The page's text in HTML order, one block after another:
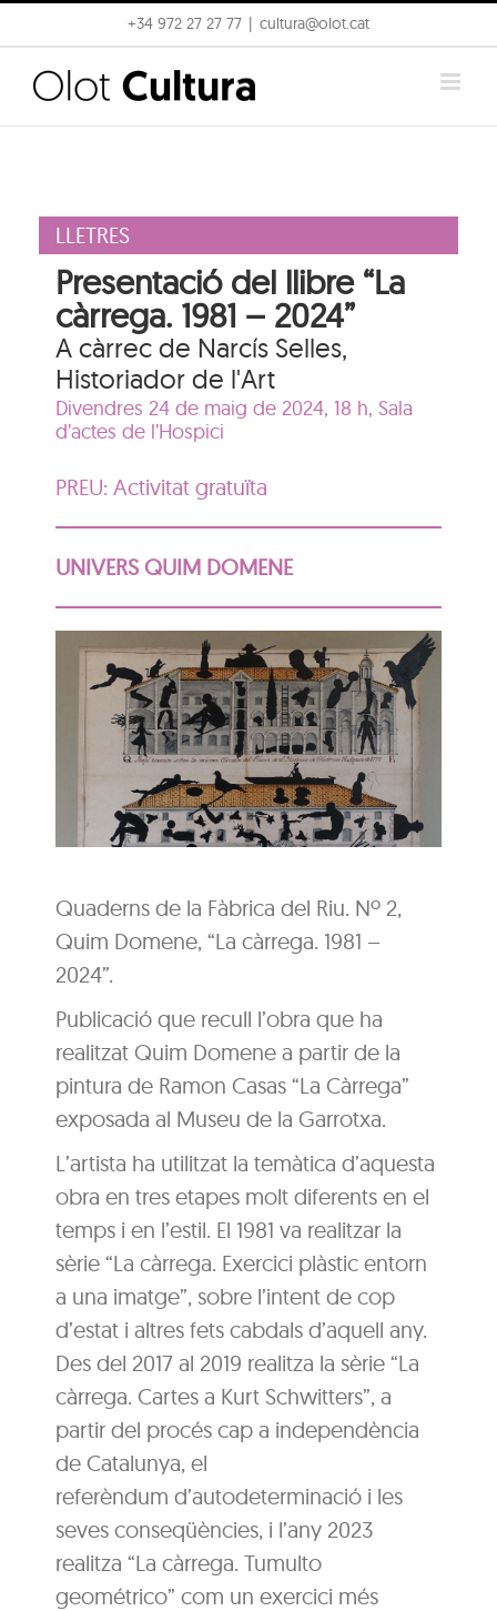
to
content
+34 972 27 27 77 cultura@olot.cat
LLETRES
Presentació del llibre “La
càrrega. 1981 – 2024”
A càrrec de Narcís Selles,
Historiador de l'Art
Divendres 24 de maig de 2024, 18 h, Sala
d’actes de l’Hospici
PREU: Activitat gratuïta
UNIVERS QUIM DOMENE
Quaderns de la Fàbrica del Riu. Nº 2,
Quim Domene, “La càrrega. 1981 –
2024”.
Publicació que recull l’obra que ha
realitzat Quim Domene a partir de la
pintura de Ramon Casas “La Càrrega”
exposada al Museu de la Garrotxa.
L’artista ha utilitzat la temàtica d’aquesta
obra en tres etapes molt diferents en el
temps i en l’estil. El 1981 va realitzar la
sèrie “La càrrega. Exercici plàstic entorn
a una imatge”, sobre l’intent de cop
d’estat i altres fets cabdals d’aquell any.
Des del 2017 al 2019 realitza la sèrie “La
càrrega. Cartes a Kurt Schwitters”, a
partir del procés cap a independència
de Catalunya, el
referèndum d’autodeterminació i les
seves conseqüències, i l’any 2023
realitza “La càrrega. Tumulto
geométrico” com un exercici més